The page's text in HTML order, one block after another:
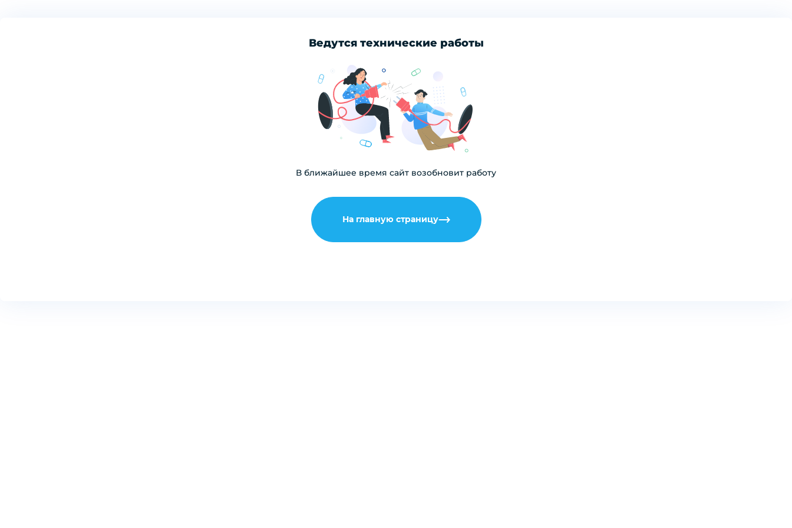
Ведутся технические работы
В ближайшее время сайт возобновит работу
На главную страницу